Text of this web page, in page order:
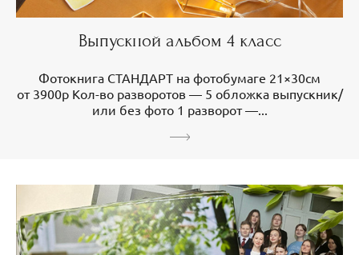
Выпускной альбом 4 класс
Фотокнига СТАНДАРТ на фотобумаге 21×30см
от 3900р Кол-во разворотов — 5 обложка выпускник/
или без фото 1 разворот —...